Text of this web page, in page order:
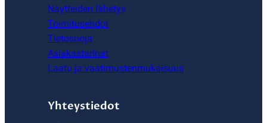
Näytteiden lähetys
Toimitusehdot
Tietosuoja
Asiakastarinat
Laatu ja vaatimustenmukaisuus
Yhteystiedot